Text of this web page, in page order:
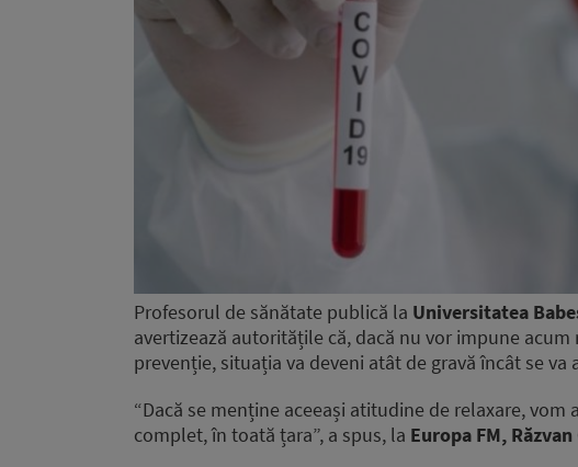
Profesorul de sănătate publică la Universitatea
avertizează autoritățile că, dacă nu vor impune
prevenție, situația va deveni atât de gravă încât se
“Dacă se menține aceeași atitudine de relaxare,
complet, în toată țara”, a spus, la Europa FM,